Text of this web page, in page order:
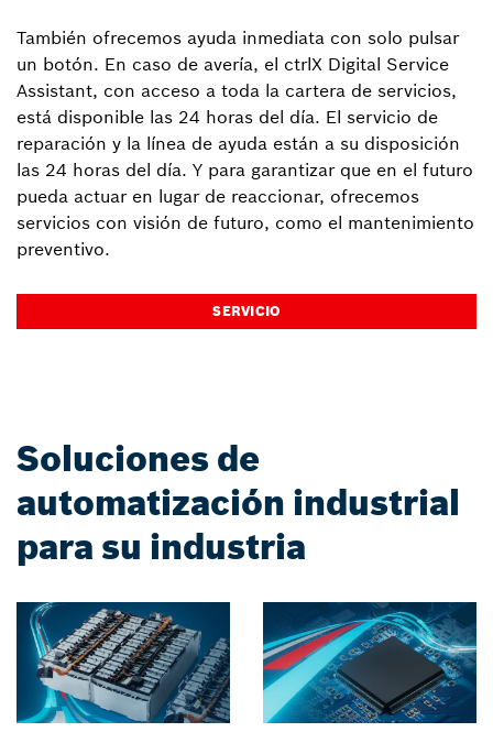
También ofrecemos ayuda inmediata con solo pulsar
un botón. En caso de avería, el ctrlX Digital Service
Assistant, con acceso a toda la cartera de servicios,
está disponible las 24 horas del día. El servicio de
reparación y la línea de ayuda están a su disposición
las 24 horas del día. Y para garantizar que en el futuro
pueda actuar en lugar de reaccionar, ofrecemos
servicios con visión de futuro, como el mantenimiento
preventivo.
SERVICIO
Soluciones de
automatización industrial
para su industria